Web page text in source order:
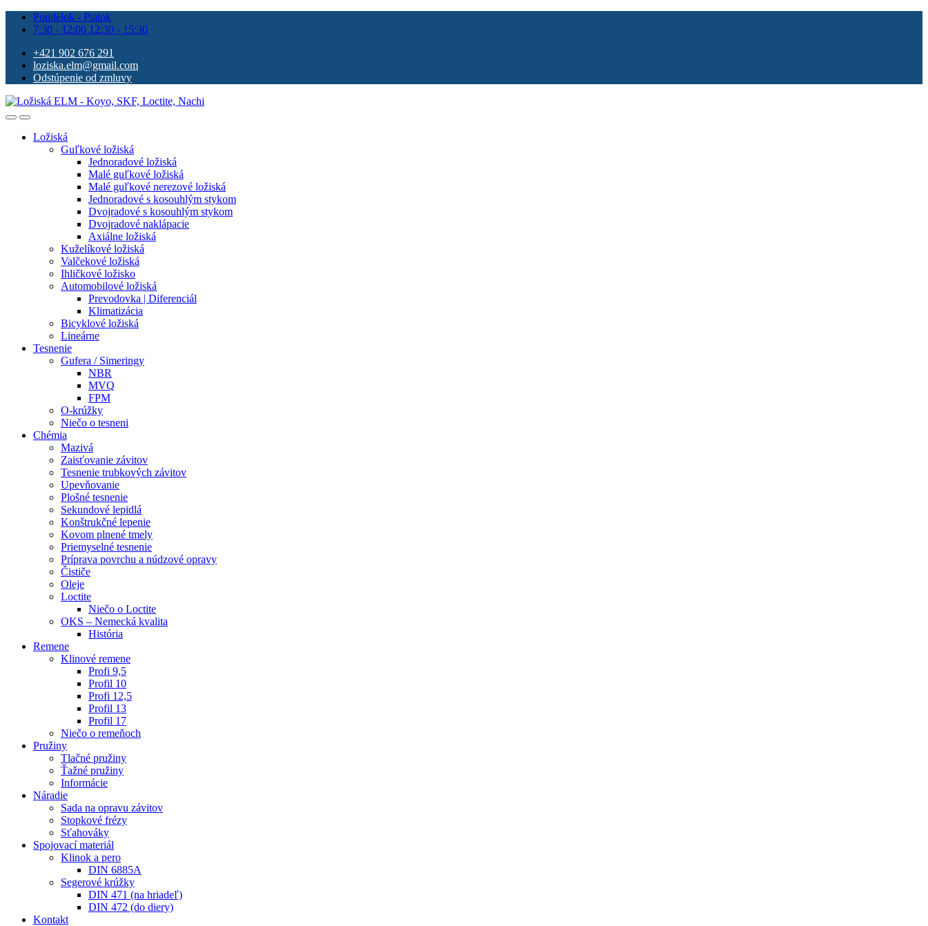
Pondelok - Piatok
7:30 - 12:00 12:30 - 15:30
+421 902 676 291
loziska.elm@gmail.com
Odstúpenie od zmluvy
Ložiská
Guľkové ložiská
Jednoradové ložiská
Malé guľkové ložiská
Malé guľkové nerezové ložiská
Jednoradové s kosouhlým stykom
Dvojradové s kosouhlým stykom
Dvojradové naklápacie
Axiálne ložiská
Kuželíkové ložiská
Valčekové ložiská
Ihličkové ložisko
Automobilové ložiská
Prevodovka | Diferenciál
Klimatizácia
Bicyklové ložiská
Lineárne
Tesnenie
Gufera / Simeringy
NBR
MVQ
FPM
O-krúžky
Niečo o tesneni
Chémia
Mazivá
Zaisťovanie závitov
Tesnenie trubkových závitov
Upevňovanie
Plošné tesnenie
Sekundové lepidlá
Konštrukčné lepenie
Kovom plnené tmely
Priemyselné tesnenie
Príprava povrchu a núdzové opravy
Čističe
Oleje
Loctite
Niečo o Loctite
OKS – Nemecká kvalita
História
Remene
Klinové remene
Profi 9,5
Profil 10
Profi 12,5
Profil 13
Profil 17
Niečo o remeňoch
Pružiny
Tlačné pružiny
Ťažné pružiny
Informácie
Náradie
Sada na opravu závitov
Stopkové frézy
Sťahováky
Spojovací materiál
Klinok a pero
DIN 6885A
Segerové krúžky
DIN 471 (na hriadeľ)
DIN 472 (do diery)
Kontakt